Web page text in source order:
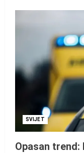
SVIJET
Opasan